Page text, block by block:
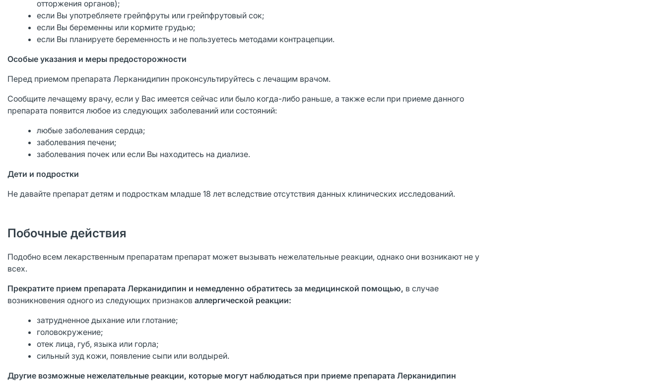
отторжения органов);
если Вы употребляете грейпфруты или грейпфрутовый сок;
если Вы беременны или кормите грудью;
если Вы планируете беременность и не пользуетесь методами контрацепции.
Особые указания и меры предосторожности
Перед приемом препарата Лерканидипин проконсультируйтесь с лечащим врачом.
Сообщите лечащему врачу, если у Вас имеется сейчас или было когда-либо раньше, а также если при приеме данного
препарата появится любое из следующих заболеваний или состояний:
любые заболевания сердца;
заболевания печени;
заболевания почек или если Вы находитесь на диализе.
Дети и подростки
Не давайте препарат детям и подросткам младше 18 лет вследствие отсутствия данных клинических исследований.
Побочные действия
Подобно всем лекарственным препаратам препарат может вызывать нежелательные реакции, однако они возникают не у
всех.
Прекратите прием препарата Лерканидипин и немедленно обратитесь за медицинской помощью, в случае
возникновения одного из следующих признаков аллергической реакции:
затрудненное дыхание или глотание;
головокружение;
отек лица, губ, языка или горла;
сильный зуд кожи, появление сыпи или волдырей.
Другие возможные нежелательные реакции, которые могут наблюдаться при приеме препарата Лерканидипин